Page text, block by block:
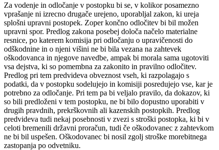
Za vodenje in odločanje v postopku bi se, v kolikor posamezno
vprašanje ni izrecno drugače urejeno, uporabljal zakon, ki ureja
splošni upravni postopek. Zoper končno odločitev bi bil možen
upravni spor. Predlog zakona posebej določa načelo materialne
resnice, po katerem komisija pri odločanju o upravičenosti do
odškodnine in o njeni višini ne bi bila vezana na zahtevek
oškodovanca in njegove navedbe, ampak bi morala sama ugotoviti
vsa dejstva, ki so pomembna za zakonito in pravilno odločitev.
Predlog pri tem predvideva obveznost vseh, ki razpolagajo s
podatki, da v postopku sodelujejo in komisiji posredujejo vse, kar je
potrebno za odločanje. Pri tem pa bi veljalo pravilo, da dokazov, ki
so bili predloženi v tem postopku, ne bi bilo dopustno uporabiti v
drugih pravdnih, prekrškovnih ali kazenskih postopkih. Predlog
predvideva tudi nekaj posebnosti v zvezi s stroški postopka, ki bi v
celoti bremenili državni proračun, tudi če oškodovanec z zahtevkom
ne bi bil uspešen. Oškodovanec bi nosil zgolj stroške morebitnega
zastopanja po odvetniku.